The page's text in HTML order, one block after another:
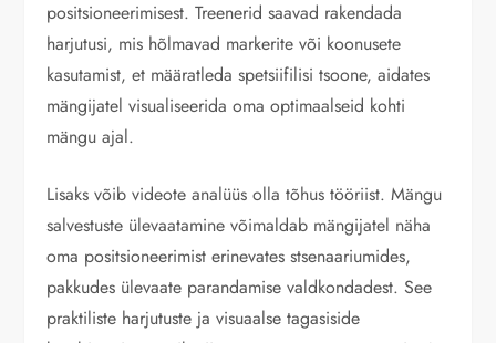
positsioneerimisest. Treenerid saavad rakendada
harjutusi, mis hõlmavad markerite või koonusete
kasutamist, et määratleda spetsiifilisi tsoone, aidates
mängijatel visualiseerida oma optimaalseid kohti
mängu ajal.
Lisaks võib videote analüüs olla tõhus tööriist. Mängu
salvestuste ülevaatamine võimaldab mängijatel näha
oma positsioneerimist erinevates stsenaariumides,
pakkudes ülevaate parandamise valdkondadest. See
praktiliste harjutuste ja visuaalse tagasiside